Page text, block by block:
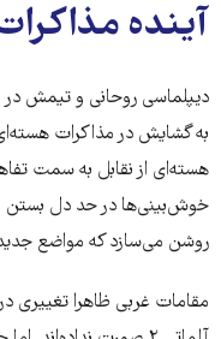
آینده
دیپلماسی روحانی و تیمش در
به گشایش در مذاکرات
هسته‌ای از نقابل به سمت
خوش‌بینی‌ها در حد دل بستن
روشن می‌سازد که مواضع
مقامات غربی ظاهرا تغییری